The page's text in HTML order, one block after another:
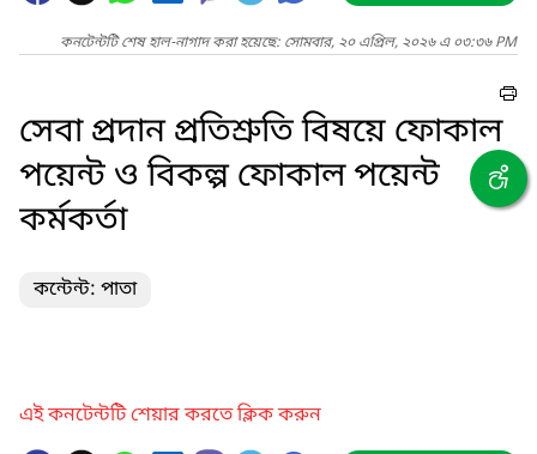
কনটেন্টটি শেষ হাল-নাগাদ করা হয়েছে: সোমবার, ২০ এপ্রিল, ২০২৬ এ ০৩:৩৬ PM
সেবা প্রদান প্রতিশ্রুতি বিষয়ে ফোকাল
পয়েন্ট ও বিকল্প ফোকাল পয়েন্ট
কর্মকর্তা
কন্টেন্ট: পাতা
এই কনটেন্টটি শেয়ার করতে ক্লিক করুন